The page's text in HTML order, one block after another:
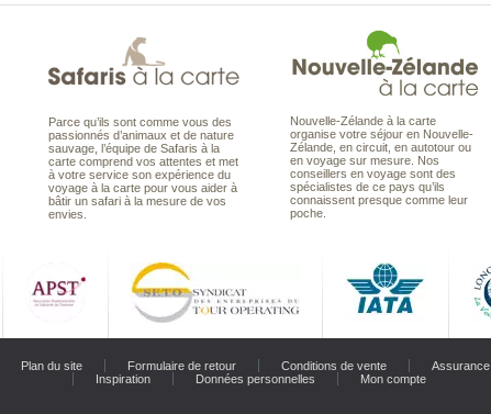
Parce qu’ils sont comme vous des
passionnés d’animaux et de nature
sauvage, l’équipe de Safaris à la
carte comprend vos attentes et met
à votre service son expérience du
voyage à la carte pour vous aider à
bâtir un safari à la mesure de vos
envies.
Nouvelle-Zélande à la carte
organise votre séjour en Nouvelle-
Zélande, en circuit, en autotour ou
en voyage sur mesure. Nos
conseillers en voyage sont des
spécialistes de ce pays qu’ils
connaissent presque comme leur
poche.
Plan du site Formulaire de retour Conditions de vente Assurance
Inspiration
Données personnelles Mon compte